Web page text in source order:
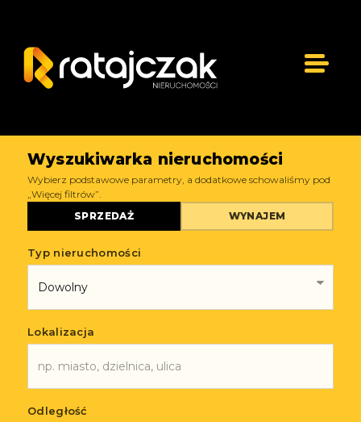
Wyszukiwarka nieruchomości
Wybierz podstawowe parametry, a dodatkowe schowaliśmy pod
„Więcej filtrów”.
SPRZEDAŻ
WYNAJEM
Typ nieruchomości
Lokalizacja
Odległość